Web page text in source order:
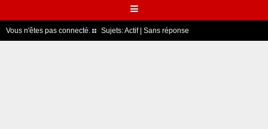
Vous n'êtes pas connecté. Sujets:Actif| Sans réponse